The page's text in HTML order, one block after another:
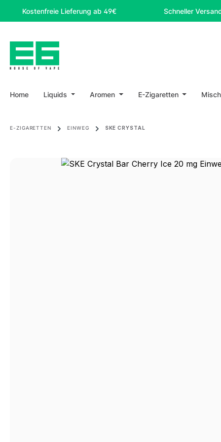
Hauptinhalt springen
Zur Suche springen
Zur Hauptnavigation springen
Lieferung ab 49€ Schneller Versand
Home Liquids Aromen E-Zigaretten
E-ZIGARETTEN EINWEG SKE CRYSTAL
Bildergalerie überspringen